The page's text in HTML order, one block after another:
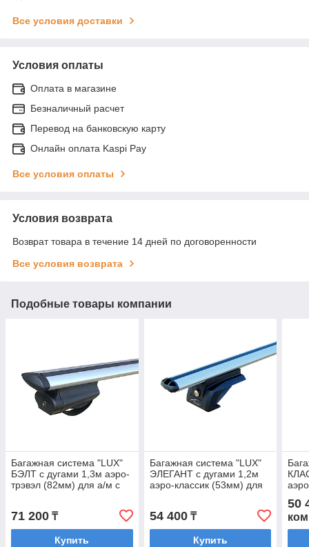
Все условия доставки
Условия оплаты
Оплата в магазине
Безналичный расчет
Перевод на банковскую карту
Онлайн оплата Kaspi Pay
Все условия оплаты
Условия возврата
Возврат товара в течение 14 дней по договоренности
Все условия возврата
Подобные товары компании
Багажная система "LUX"
БЭЛТ с дугами 1,3м аэро-
трэвэл (82мм) для а/м с
71 200 ₸
Купить
Багажная система "LUX"
ЭЛЕГАНТ с дугами 1,2м
аэро-классик (53мм) для
54 400₸
Купить
50